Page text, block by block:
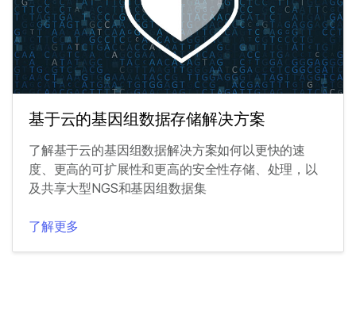
基于云的基因组数据存储解决方案
了解基于云的基因组数据解决方案如何以更快的速
度、更高的可扩展性和更高的安全性存储、处理，以
及共享大型NGS和基因组数据集
了解更多